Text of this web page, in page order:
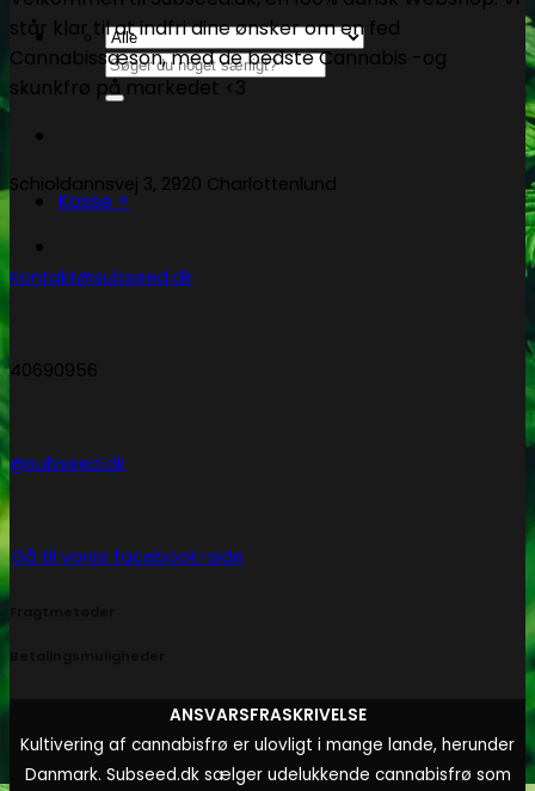
Søg
efter:
Kasse +
står klar til at indfri dine ønsker om en fed
Cannabissæson, med de bedste Cannabis -og
skunkfrø på markedet <3
Schioldannsvej 3, 2920 Charlottenlund
Kontakt@subseed.dk
40690956
@subseed.dk
Gå til vores facebook-side
ANSVARSFRASKRIVELSE
Kultivering af cannabisfrø er ulovligt i mange lande, herunder
Danmark. Subseed.dk sælger udelukkende cannabisfrø som